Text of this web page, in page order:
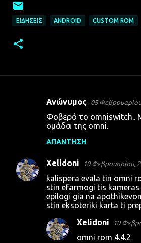
ΕΙΔΉΣΕΙΣ ANDROID CUSTOM ROM
ι
α
Ανώνυμος 05
Φοβερό το omniswitch..
ομάδα της omni.
ΑΠΆΝΤΗΣΗ
Xelidoni 10 Φεβρουαρίου,
kalispera evala tin omni
stin efarmogi tis kameras
epilogi gia na
stin eksoteriki karta ti
Xelidoni 10
omni rom 4.4.2